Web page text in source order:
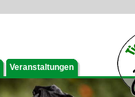
Veranstaltungen